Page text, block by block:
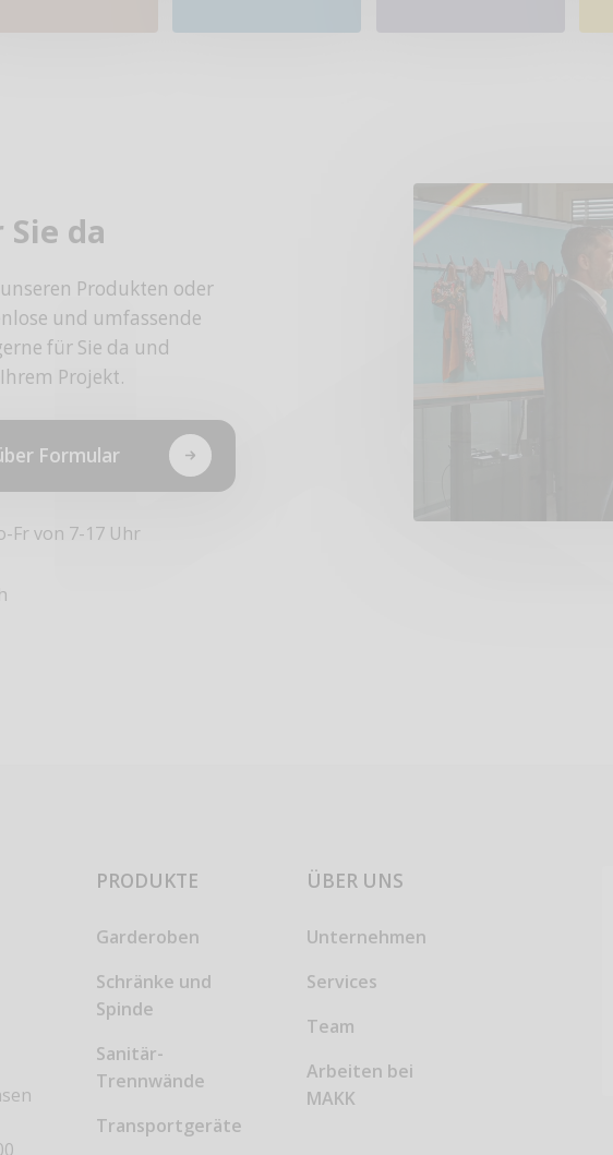
da
Produkten oder
und umfassende
für Sie da und
Projekt.
Formular
Fr von 7-17 Uhr
PRODUKTE
Garderoben
Schränke und
Spinde
Sanitär-
Trennwände
Transportgeräte
ÜBER UNS
Unternehmen
Services
Team
Arbeiten bei
MAKK